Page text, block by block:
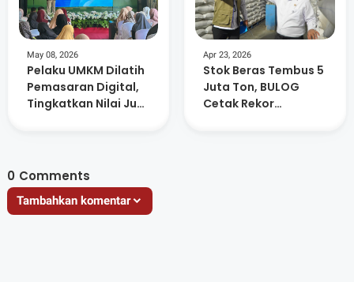
May 08, 2026
Pelaku UMKM Dilatih
Pemasaran Digital,
Tingkatkan Nilai Jual
Apr 23, 2026
Stok Beras Tembus 5
Juta Ton, BULOG
Cetak Rekor
0 Comments
Tambahkan komentar